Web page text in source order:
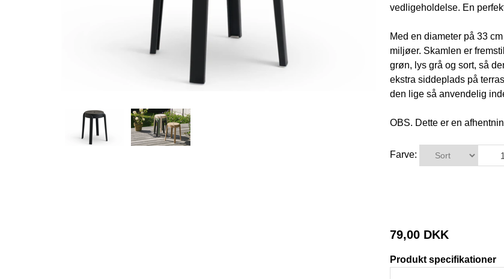
vedligeholdelse. En
Med en diameter på 33
miljøer. Skamlen er
grøn, lys grå og sort, så
ekstra siddeplads på
den lige så anvendelig
OBS. Dette er en
Farve:
79,00 DKK
Produkt specifikationer